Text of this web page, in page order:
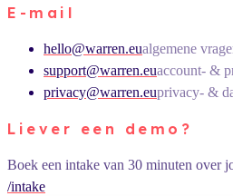
E-mail
hello@warren.eualgemene
support@warren.euaccount- &
privacy@warren.euprivacy- &
Liever een demo?
Boek een intake van 30 minuten over
/intake